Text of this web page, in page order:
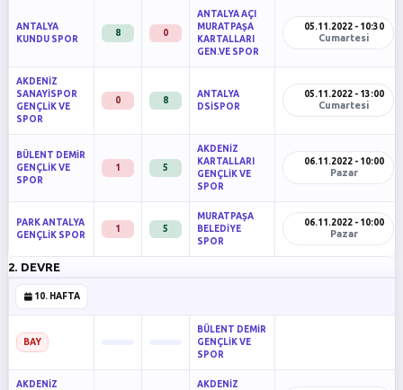
ANTALYA
KUNDU SPOR
8 0
ANTALYA AÇI
MURATPAŞA
KARTALLARI
GEN.VE SPOR
05.11.2022 - 10:30
Cumartesi
AKDENİZ
SANAYİSPOR
GENÇLİK VE
SPOR
0 8
ANTALYA
DSİSPOR
05.11.2022 - 13:00
Cumartesi
BÜLENT DEMİR
GENÇLİK VE
SPOR
1 5
AKDENİZ
KARTALLARI
GENÇLİK VE
SPOR
06.11.2022 - 10:00
Pazar
PARK ANTALYA
GENÇLİK SPOR
1 5
MURATPAŞA
BELEDİYE
SPOR
06.11.2022 - 10:00
Pazar
2. DEVRE
10. HAFTA
BAY
BÜLENT DEMİR
GENÇLİK VE
SPOR
AKDENİZ
AKDENİZ